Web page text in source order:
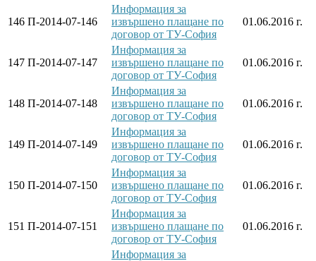
146 П-2014-07-146
Информация за
извършено плащане по
договор от ТУ-София
01.06.2016 г.
147 П-2014-07-147
Информация за
извършено плащане по
договор от ТУ-София
01.06.2016 г.
148 П-2014-07-148
Информация за
извършено плащане по
договор от ТУ-София
01.06.2016 г.
149 П-2014-07-149
Информация за
извършено плащане по
договор от ТУ-София
01.06.2016 г.
150 П-2014-07-150
Информация за
извършено плащане по
договор от ТУ-София
01.06.2016 г.
151 П-2014-07-151
Информация за
извършено плащане по
договор от ТУ-София
01.06.2016 г.
Информация за